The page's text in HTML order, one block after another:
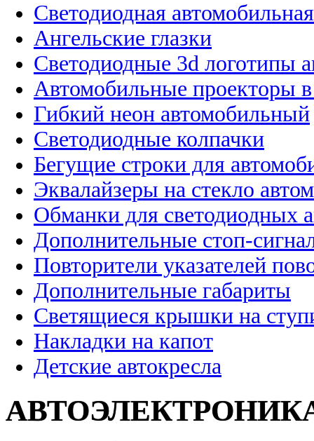
Светодиодная
Ангельские глазки
Светодиодные 3d логотипы
Автомобильные проекторы
Гибкий неон автомобильный
Светодиодные колпачки
Бегущие строки для
Эквалайзеры на стекло
Обманки для светодиодных
Дополнительные стоп-
Повторители указателей
Дополнительные габариты
Светящиеся крышки на
Накладки на капот
Детские автокресла